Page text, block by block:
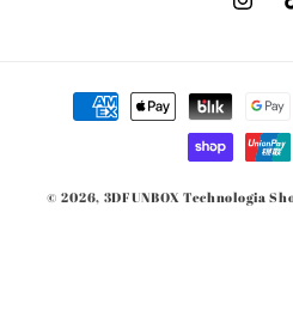
Metody
płatności
© 2026, 3DFUNBOX Technologia